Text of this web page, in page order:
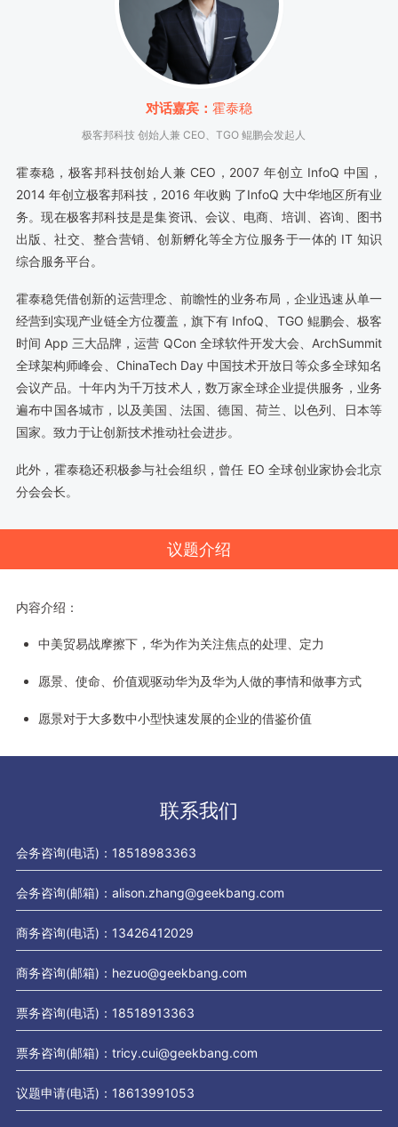
对话嘉宾： 霍泰稳
极客邦科技 创始人兼 CEO、TGO 鲲鹏会发起人
霍泰稳，极客邦科技创始人兼 CEO，2007 年创立 InfoQ 中国，
2014 年创立极客邦科技，2016 年收购 了InfoQ 大中华地区所有业
务。现在极客邦科技是是集资讯、会议、电商、培训、咨询、图书
出版、社交、整合营销、创新孵化等全方位服务于一体的 IT 知识
综合服务平台。
霍泰稳凭借创新的运营理念、前瞻性的业务布局，企业迅速从单一
经营到实现产业链全方位覆盖，旗下有 InfoQ、TGO 鲲鹏会、极客
时间 App 三大品牌，运营 QCon 全球软件开发大会、ArchSummit
全球架构师峰会、ChinaTech Day 中国技术开放日等众多全球知名
会议产品。十年内为千万技术人，数万家全球企业提供服务，业务
遍布中国各城市，以及美国、法国、德国、荷兰、以色列、日本等
国家。致力于让创新技术推动社会进步。
此外，霍泰稳还积极参与社会组织，曾任 EO 全球创业家协会北京
分会会长。
议题介绍
内容介绍：
中美贸易战摩擦下，华为作为关注焦点的处理、定力
愿景、使命、价值观驱动华为及华为人做的事情和做事方式
愿景对于大多数中小型快速发展的企业的借鉴价值
联系我们
会务咨询(电话)：18518983363
会务咨询(邮箱)：alison.zhang@geekbang.com
商务咨询(电话)：13426412029
商务咨询(邮箱)：hezuo@geekbang.com
票务咨询(电话)：18518913363
票务咨询(邮箱)：tricy.cui@geekbang.com
议题申请(电话)：18613991053